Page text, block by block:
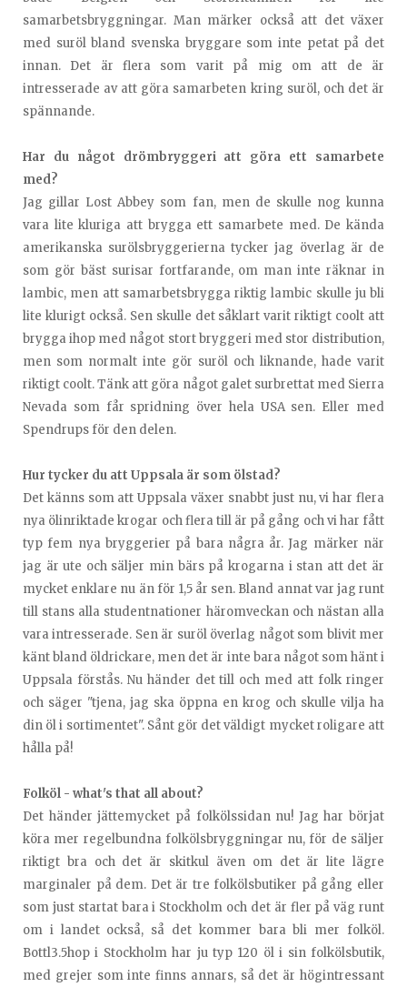
samarbetsbryggningar. Man märker också att det växer
med suröl bland svenska bryggare som inte petat på det
innan. Det är flera som varit på mig om att de är
intresserade av att göra samarbeten kring suröl, och det är
spännande.
Har du något drömbryggeri att göra ett samarbete
med?
Jag gillar Lost Abbey som fan, men de skulle nog kunna
vara lite kluriga att brygga ett samarbete med. De kända
amerikanska surölsbryggerierna tycker jag överlag är de
som gör bäst surisar fortfarande, om man inte räknar in
lambic, men att samarbetsbrygga riktig lambic skulle ju bli
lite klurigt också. Sen skulle det såklart varit riktigt coolt att
brygga ihop med något stort bryggeri med stor distribution,
men som normalt inte gör suröl och liknande, hade varit
riktigt coolt. Tänk att göra något galet surbrettat med Sierra
Nevada som får spridning över hela USA sen. Eller med
Spendrups för den delen.
Hur tycker du att Uppsala är som ölstad?
Det känns som att Uppsala växer snabbt just nu, vi har flera
nya ölinriktade krogar och flera till är på gång och vi har fått
typ fem nya bryggerier på bara några år. Jag märker när
jag är ute och säljer min bärs på krogarna i stan att det är
mycket enklare nu än för 1,5 år sen. Bland annat var jag runt
till stans alla studentnationer häromveckan och nästan alla
vara intresserade. Sen är suröl överlag något som blivit mer
känt bland öldrickare, men det är inte bara något som hänt i
Uppsala förstås. Nu händer det till och med att folk ringer
och säger "tjena, jag ska öppna en krog och skulle vilja ha
din öl i sortimentet". Sånt gör det väldigt mycket roligare att
hålla på!
Folköl - what's that all about?
Det händer jättemycket på folkölssidan nu! Jag har börjat
köra mer regelbundna folkölsbryggningar nu, för de säljer
riktigt bra och det är skitkul även om det är lite lägre
marginaler på dem. Det är tre folkölsbutiker på gång eller
som just startat bara i Stockholm och det är fler på väg runt
om i landet också, så det kommer bara bli mer folköl.
Bottl3.5hop i Stockholm har ju typ 120 öl i sin folkölsbutik,
med grejer som inte finns annars, så det är högintressant